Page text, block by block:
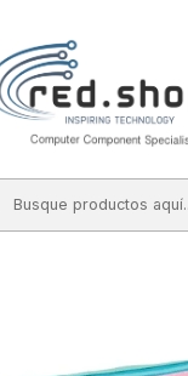
Haga Click Aqui
de oficina
Portatodo - Cremallera -
Rosa Pastel